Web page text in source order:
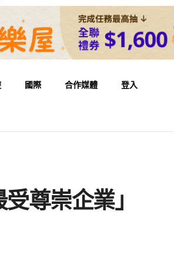
國際 合作媒體 登入
尊崇企業」